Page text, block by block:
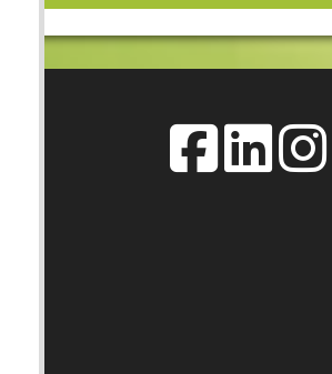
Añadir a la cesta